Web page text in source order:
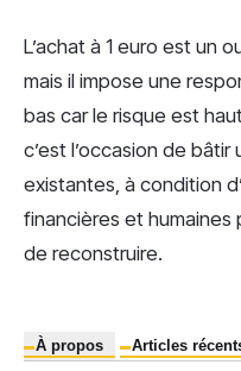
L’achat à 1 euro est un
mais il impose une
bas car le risque est
c’est l’occasion de
existantes, à condition
financières et humaines
de reconstruire.
À propos Articles